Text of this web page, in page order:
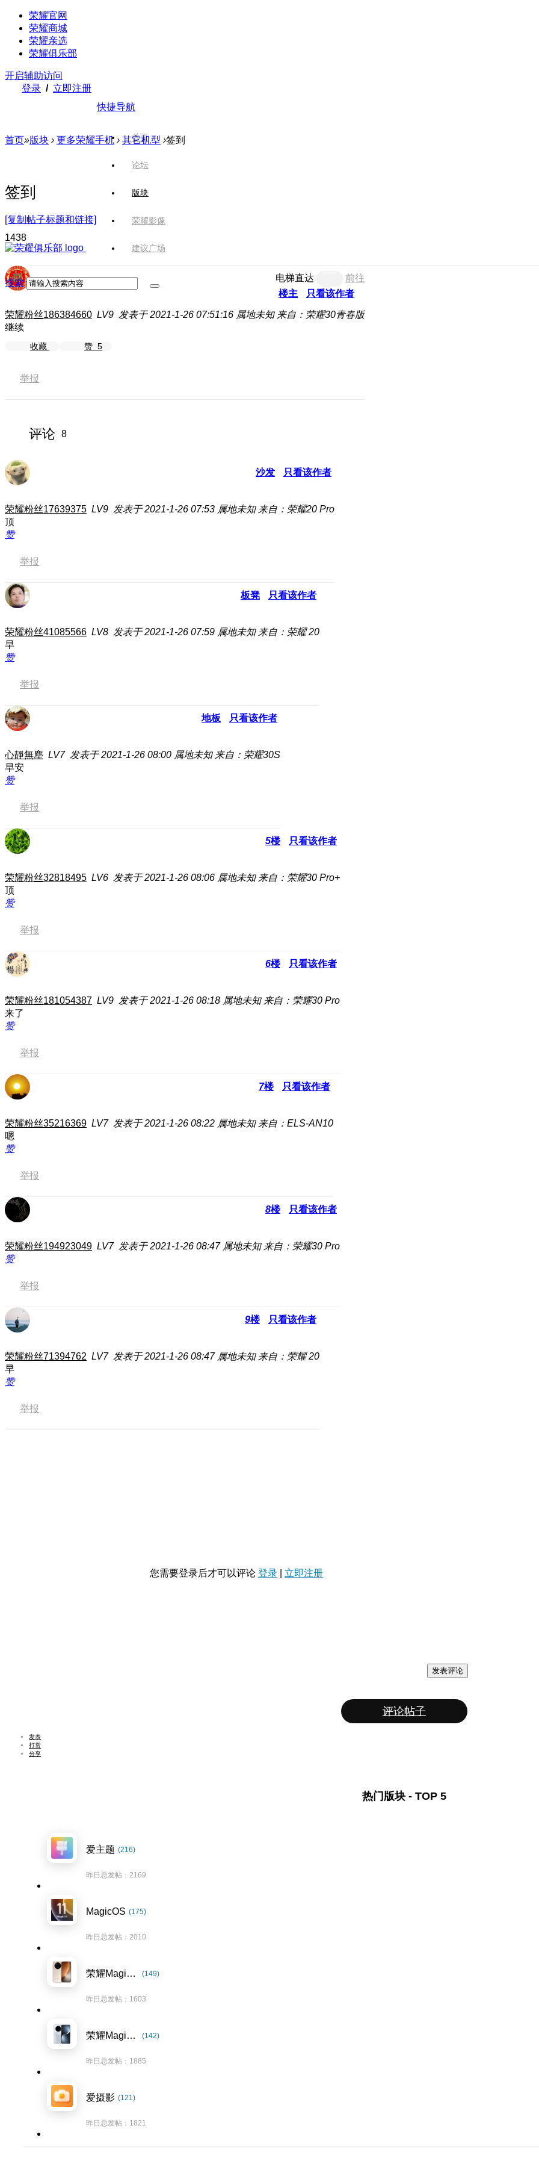
荣耀官网
荣耀商城
荣耀亲选
荣耀俱乐部
开启辅助访问
登录 / 立即注册
快捷导航
首页
论坛
版块
荣耀影像
建议广场
搜索
首页»版块 › 更多荣耀手机 › 其它机型 ›签到
签到
[复制帖子标题和链接]
1438
电梯直达
前往
楼主
只看该作者
荣耀粉丝186384660 LV9 发表于 2021-1-26 07:51:16 属地未知 来自：荣耀30青春版
继续
收藏 赞 5
举报
评论 8
沙发 只看该作者
荣耀粉丝17639375 LV9 发表于 2021-1-26 07:53 属地未知 来自：荣耀20 Pro
顶
赞
举报
板凳 只看该作者
荣耀粉丝41085566 LV8 发表于 2021-1-26 07:59 属地未知 来自：荣耀 20
早
赞
举报
地板 只看该作者
心靜無塵 LV7 发表于 2021-1-26 08:00 属地未知 来自：荣耀30S
早安
赞
举报
5楼 只看该作者
荣耀粉丝32818495 LV6 发表于 2021-1-26 08:06 属地未知 来自：荣耀30 Pro+
顶
赞
举报
6楼 只看该作者
荣耀粉丝181054387 LV9 发表于 2021-1-26 08:18 属地未知 来自：荣耀30 Pro
来了
赞
举报
7楼 只看该作者
荣耀粉丝35216369 LV7 发表于 2021-1-26 08:22 属地未知 来自：ELS-AN10
嗯
赞
举报
8楼 只看该作者
荣耀粉丝194923049 LV7 发表于 2021-1-26 08:47 属地未知 来自：荣耀30 Pro
赞
举报
9楼 只看该作者
荣耀粉丝71394762 LV7 发表于 2021-1-26 08:47 属地未知 来自：荣耀 20
早
赞
举报
您需要登录后才可以评论 登录 立即注册
发表评论
评论帖子
发表
打赏
分享
热门版块 - TOP 5
爱主题 (216)
昨日总发帖：2169
MagicOS (175)
昨日总发帖：2010
荣耀Magic8系列 (149)
昨日总发帖：1603
荣耀Magic7系列 (142)
昨日总发帖：1885
爱摄影 (121)
昨日总发帖：1821